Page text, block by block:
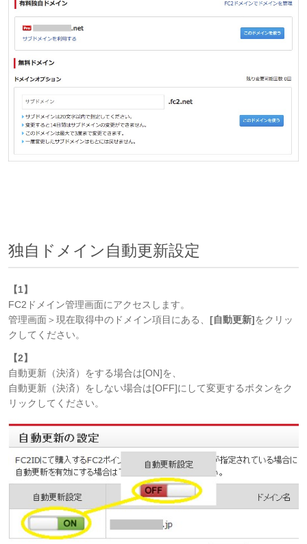
独自ドメイン自動更新設定
【1】
FC2ドメイン管理画面にアクセスします。
管理画面＞現在取得中のドメイン項目にある、 [自動更新]をクリッ
クしてください。
【2】
自動更新（決済）をする場合は[ON]を、
自動更新（決済）をしない場合は[OFF]にして変更するボタンをク
リックしてください。